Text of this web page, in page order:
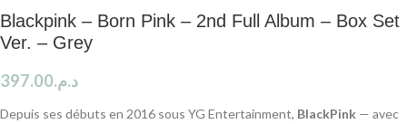
Blackpink – Born Pink – 2nd Full Album – Box Set
Ver. – Grey
د.م.397.00
Depuis ses débuts en 2016 sous YG Entertainment, BlackPink — avec